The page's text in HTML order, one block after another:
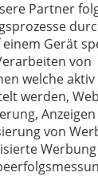
Partner
Gerät
von
welche
werden,
von
,
Messen
(z.B. an
bestimmter
§ 64 der
sieht man es
die Grazer